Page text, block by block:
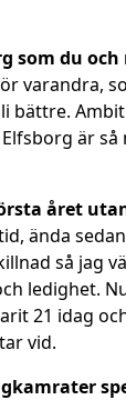
som du
varandra,
bättre.
är
året
ända
så jag
ledighet.
21 idag
vid.